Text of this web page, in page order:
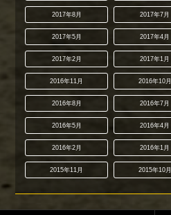
2017年8月 2017年7月
2017年5月 2017年4月
2017年2月 2017年1月
2016年11月 2016年10月
2016年8月 2016年7月
2016年5月 2016年4月
2016年2月 2016年1月
2015年11月 2015年10月